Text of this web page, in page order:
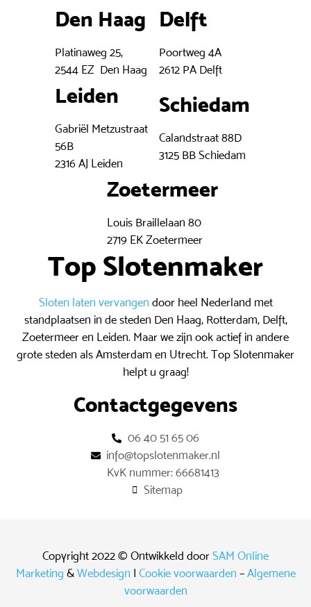
Den Haag
Platinaweg 25,
2544 EZ Den Haag
Delft
Poortweg 4A
2612 PA Delft
Leiden
Gabriël Metzustraat
56B
2316 AJ Leiden
Schiedam
Calandstraat 88D
3125 BB Schiedam
Zoetermeer
Louis Braillelaan 80
2719 EK Zoetermeer
Top Slotenmaker
Sloten laten vervangen door heel Nederland met
standplaatsen in de steden Den Haag, Rotterdam, Delft,
Zoetermeer en Leiden. Maar we zijn ook actief in andere
grote steden als Amsterdam en Utrecht. Top Slotenmaker
helpt u graag!
Contactgegevens
06 40 51 65 06
info@topslotenmaker.nl
KvK nummer: 66681413
Sitemap
Copyright 2022 © Ontwikkeld door SAM Online
Marketing & Webdesign | Cookie voorwaarden – Algemene
voorwaarden